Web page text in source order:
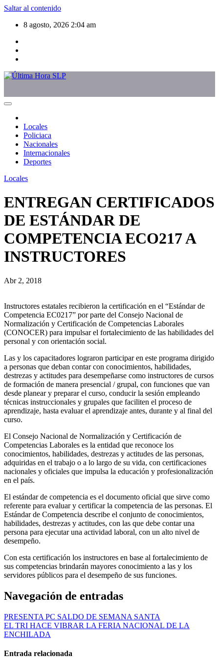
Saltar al contenido
8 agosto, 2026 2:04 am
Locales
Policiaca
Nacionales
Internacionales
Deportes
Locales
ENTREGAN CERTIFICADOS
DE ESTÁNDAR DE
COMPETENCIA ECO217 A
INSTRUCTORES
Abr 2, 2018
Instructores estatales recibieron la certificación en el “Estándar de
Competencia EC0217” por parte del Consejo Nacional de
Normalización y Certificación de Competencias Laborales
(CONOCER) para impulsar el fortalecimiento de las habilidades del
personal y con orientación social.
Las y los capacitadores lograron participar en este programa dirigido
a personas que deban contar con conocimientos, habilidades,
destrezas y actitudes para desempeñarse como instructores de cursos
de formación de manera presencial / grupal, con funciones que van
desde planear y preparar el curso, conducir la sesión empleando
técnicas instruccionales y grupales que faciliten el proceso de
aprendizaje, hasta evaluar el aprendizaje antes, durante y al final del
curso.
El Consejo Nacional de Normalización y Certificación de
Competencias Laborales es la entidad que reconoce los
conocimientos, habilidades, destrezas y actitudes de las personas,
adquiridas en el trabajo o a lo largo de su vida, con certificaciones
nacionales y oficiales que impulsa la educación y profesionalización
en el país.
El estándar de competencia es el documento oficial que sirve como
referente para evaluar y certificar la competencia de las personas. El
Estándar de Competencia describe el conjunto de conocimientos,
habilidades, destrezas y actitudes, con las que debe contar una
persona para ejecutar una actividad laboral, con un alto nivel de
desempeño.
Con esta certificación los instructores en base al fortalecimiento de
sus competencias brindarán mayores conocimiento a las y los
servidores públicos para el desempeño de sus funciones.
Navegación de entradas
PRESENTA PC SALDO DE SEMANA SANTA
EL TRI HACE VIBRAR LA FERIA NACIONAL DE LA
ENCHILADA
Entrada relacionada